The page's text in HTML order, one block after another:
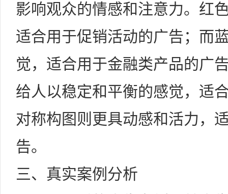
影响观众的情感和注意力。红
适合用于促销活动的广告；而
觉，适合用于金融类产品的广
给人以稳定和平衡的感觉，适
对称构图则更具动感和活力，
告。
三、真实案例分析